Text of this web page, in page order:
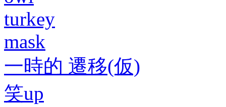
turkey
mask
一時的 遷移(仮)
笑up